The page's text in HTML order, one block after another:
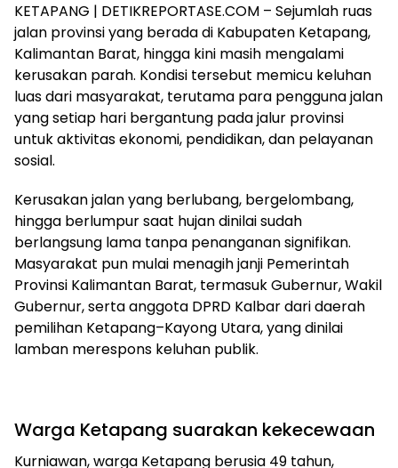
KETAPANG | DETIKREPORTASE.COM – Sejumlah ruas
jalan provinsi yang berada di Kabupaten Ketapang,
Kalimantan Barat, hingga kini masih mengalami
kerusakan parah. Kondisi tersebut memicu keluhan
luas dari masyarakat, terutama para pengguna jalan
yang setiap hari bergantung pada jalur provinsi
untuk aktivitas ekonomi, pendidikan, dan pelayanan
sosial.
Kerusakan jalan yang berlubang, bergelombang,
hingga berlumpur saat hujan dinilai sudah
berlangsung lama tanpa penanganan signifikan.
Masyarakat pun mulai menagih janji Pemerintah
Provinsi Kalimantan Barat, termasuk Gubernur, Wakil
Gubernur, serta anggota DPRD Kalbar dari daerah
pemilihan Ketapang–Kayong Utara, yang dinilai
lamban merespons keluhan publik.
Warga Ketapang suarakan kekecewaan
Kurniawan, warga Ketapang berusia 49 tahun,